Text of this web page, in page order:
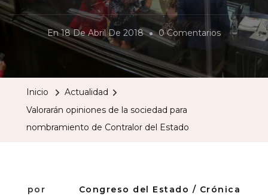
En18 De Abril De 2018 0 ComentariosEn
Valorarán
Opiniones
Contralor
Inicio
Actualidad
Valorarán opiniones de la sociedad para
nombramiento de Contralor del Estado
por
Congreso del Estado / Crónica